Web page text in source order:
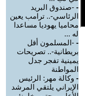
- -صندوق البريد
الرئاسي-.. ترامب يعين
محاميا يهوديا مساعدا
له ...
- -المسلمون أقل
بريطانية-.. تصريحات
يمينية تفجر جدل
المواطنة
- وكالة مهر: الرئيس
الإيراني يلتقي المرشد